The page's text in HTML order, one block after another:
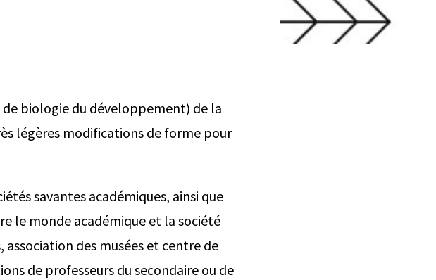
biologie du développement) de la
légères modifications de forme pour
savantes académiques, ainsi que
le monde académique et la société
association des musées et centre de
de professeurs du secondaire ou de